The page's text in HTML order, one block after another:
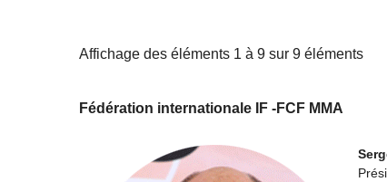
Affichage des éléments 1 à 9 sur 9 éléments
Fédération internationale IF -FCF MMA